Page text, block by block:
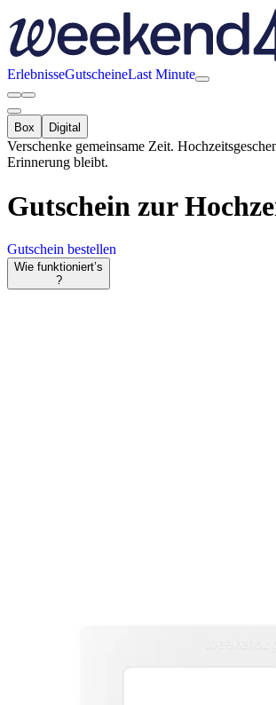
ErlebnisseGutscheineLast Minute
Box Digital
Verschenke gemeinsame Zeit.
Erinnerung bleibt.
Gutschein zur
Gutschein bestellen
Wie funktioniert’s
?